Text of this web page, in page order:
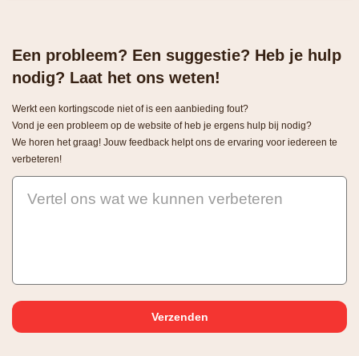
Een probleem? Een suggestie? Heb je hulp
nodig? Laat het ons weten!
Werkt een kortingscode niet of is een aanbieding fout?
Vond je een probleem op de website of heb je ergens hulp bij nodig?
We horen het graag! Jouw feedback helpt ons de ervaring voor iedereen te
verbeteren!
Vertel ons wat we kunnen verbeteren